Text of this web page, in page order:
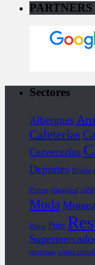
PARTNERS
Sectores
Albergues
Cafeterías
Cervecerías
Deportes Diseño
Fitness Gigapixel GIM
Moda
Piloto Pubs
empresas visitas